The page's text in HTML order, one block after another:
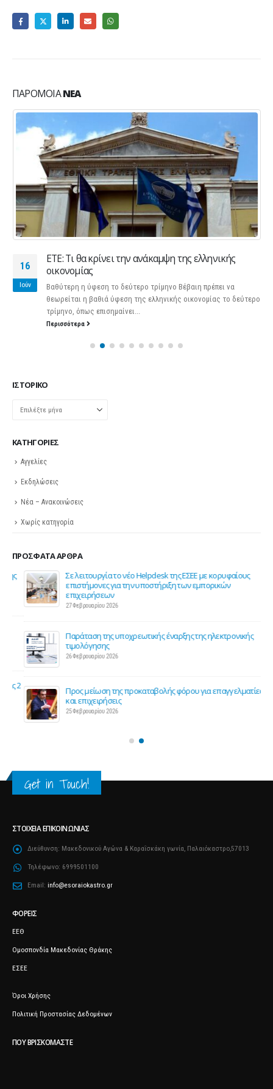
ΠΑΡΌΜΟΙΑΝΈΑ
16
Ιούν
ETE: Τι θα κρίνει την ανάκαμψη της ελληνικής
οικονομίας
Βαθύτερη η ύφεση το δεύτερο τρίμηνο Βέβαιη πρέπει να
θεωρείται η βαθιά ύφεση της ελληνικής οικονομίας το δεύτερο
τρίμηνο, όπως επισημαίνει...
Περισσότερα
ΙΣΤΟΡΙΚΌ
Ιστορικό
KΑΤΗΓΟΡΊΕΣ
Αγγελίες
Εκδηλώσεις
Νέα – Ανακοινώσεις
Χωρίς κατηγορία
ΠΡΌΣΦΑΤΑ ΆΡΘΡΑ
Σε λειτουργία το νέο Helpdesk της ΕΣΕΕ με κορυφαίους
επιστήμονες για την υποστήριξη των εμπορικών
επιχειρήσεων
27 Φεβρουαρίου 2026
Παράταση της υποχρεωτικής έναρξης της ηλεκτρονικής
τιμολόγησης
26 Φεβρουαρίου 2026
Προς μείωση της προκαταβολής φόρου για επαγγελματίες
και επιχειρήσεις
25 Φεβρουαρίου 2026
Get in Touch!
ΣΤΟΙΧΕΊΑ ΕΠΙΚΟΙΝΩΝΊΑΣ
Διεύθυνση: Μακεδονικού Αγώνα & Καραΐσκάκη γωνία, Παλαιόκαστρο,57013
Τηλέφωνο: 6999501100
Email: info@esoraiokastro.gr
ΦΟΡΕΊΣ
ΕΕΘ
Ομοσπονδία Μακεδονίας Θράκης
ΕΣΕΕ
Όροι Χρήσης
Πολιτική Προστασίας Δεδομένων
ΠΟΥ ΒΡΙΣΚΌΜΑΣΤΕ